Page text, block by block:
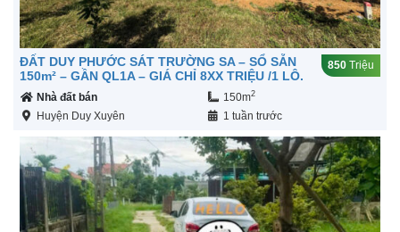
ĐẤT DUY PHƯỚC SÁT TRƯỜNG SA – SỔ SẴN
150m² – GẦN QL1A – GIÁ CHỈ 8XX TRIỆU /1 LÔ.
850 Triệu
Nhà đất bán 150m2
Huyện Duy Xuyên 1 tuần trước